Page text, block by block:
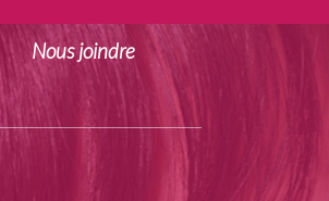
Nous joindre